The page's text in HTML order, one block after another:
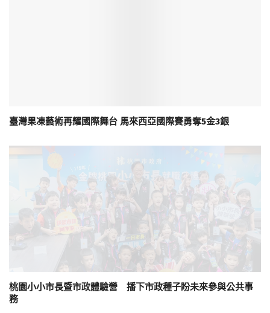
臺灣果凍藝術再耀國際舞台 馬來西亞國際賽勇奪5金3銀
桃園小小市長暨市政體驗營 播下市政種子盼未來參與公共事
務